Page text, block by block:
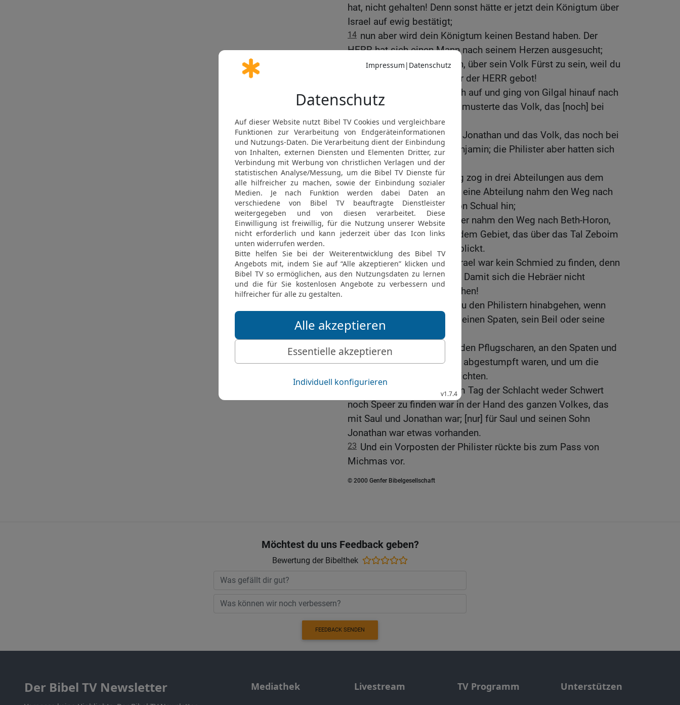
hat, nicht gehalten! Denn sonst hätte er jetzt dein Königtum über
Israel auf ewig bestätigt;
14 nun aber wird dein Königtum keinen Bestand haben. Der
HERR hat sich einen Mann nach seinem Herzen ausgesucht;
dem hat der HERR geboten, über sein Volk Fürst zu sein, weil du
nicht gehalten hast, was dir der HERR gebot!
15
Und Samuel machte sich auf und ging von Gilgal hinauf nach
Gibea-Benjamin. Saul aber musterte das Volk, das [noch] bei
ihm war, etwa 600 Mann.
16
Und Saul und sein Sohn Jonathan und das Volk, das noch bei
ihm war, lagen in Gibea-Benjamin; die Philister aber hatten sich
bei Michmas gelagert.
17 Und der Verheerungszug zog in drei Abteilungen aus dem
Lager der Philister aus; die eine Abteilung nahm den Weg nach
Ophra, nach dem Gebiet von Schual hin;
18 die andere Abteilung aber nahm den Weg nach Beth-Horon,
und die dritte den Weg zu dem Gebiet, das über das Tal Zeboim
hinweg zur Wüste hinunterblickt.
19 Aber im ganzen Land Israel war kein Schmied zu finden, denn
die Philister hatten gesagt: Damit sich die Hebräer nicht
Schwerter und Speere machen!
So musste ganz Israel zu den Philistern hinabgehen, wenn
jemand seine Pflugschar, seinen Spaten, sein Beil oder seine
Sichel zu schärfen hatte,
wenn die Schneiden an den Pflugscharen, an den Spaten und
den Gabeln und den Beilen abgestumpft waren, und um die
Ochsenstachel gerade zu richten.
22
Und so kam es, dass am Tag der Schlacht weder Schwert
noch Speer zu finden war in der Hand des ganzen Volkes, das
mit Saul und Jonathan war; [nur] für Saul und seinen Sohn
Jonathan war etwas vorhanden.
23 Und ein Vorposten der Philister rückte bis zum Pass von
Michmas vor.
© 2000 Genfer Bibelgesellschaft
Möchtest du uns Feedback geben?
Bewertung der Bibelthek
FEEDBACK SENDEN
Der Bibel TV Newsletter Mediathek Livestream TV Programm Unterstützen